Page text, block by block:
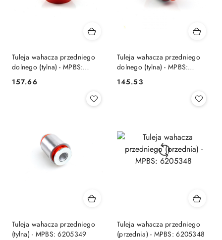
Tuleja wahacza przedniego
dolnego (tylna) - MPBS:
3303107
Cena:
157.66
Tuleja wahacza przedniego
dolnego (tylna) - MPBS:
3301507
Cena:
145.53
Tuleja wahacza przedniego
(tylna) - MPBS: 6205349
Tuleja wahacza przedniego
(przednia) - MPBS: 6205348